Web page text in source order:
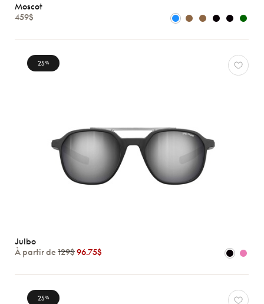
Moscot
459$
25%
Julbo
À partir de 129$96.75$
25%